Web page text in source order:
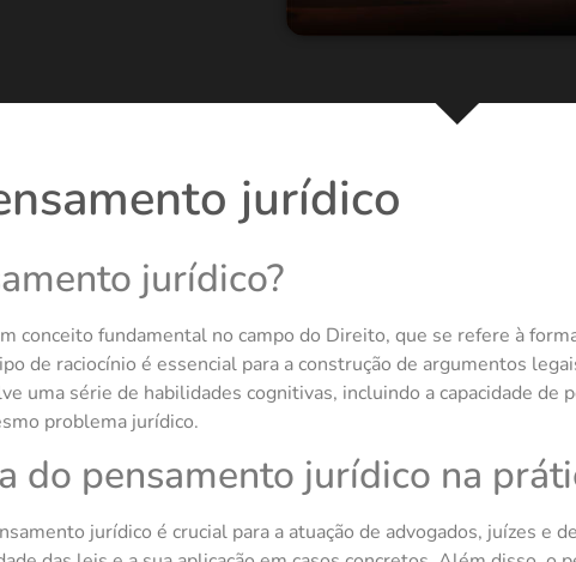
jurídico
jurídico?
conceito fundamental no campo do Direito, que se refere à
de raciocínio é essencial para a construção de argumentos
uma série de habilidades cognitivas, incluindo a capacidade
problema jurídico.
do pensamento jurídico na
jurídico é crucial para a atuação de advogados, juízes